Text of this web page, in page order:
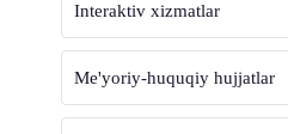
Interaktiv xizmatlar
Me'yoriy-huquqiy hujjatlar